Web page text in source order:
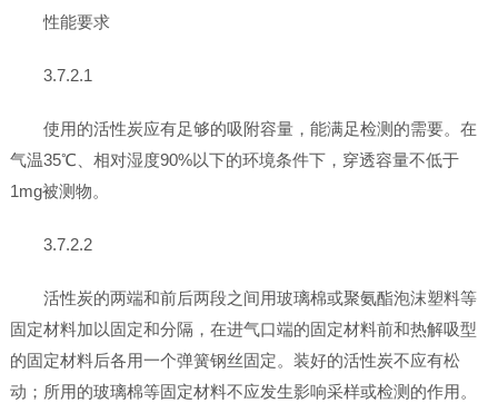
性能要求
3.7.2.1
使用的活性炭应有足够的吸附容量，能满足检测的需要。在
气温35℃、相对湿度90%以下的环境条件下，穿透容量不低于
1mg被测物。
3.7.2.2
活性炭的两端和前后两段之间用玻璃棉或聚氨酯泡沫塑料等
固定材料加以固定和分隔，在进气口端的固定材料前和热解吸型
的固定材料后各用一个弹簧钢丝固定。装好的活性炭不应有松
动；所用的玻璃棉等固定材料不应发生影响采样或检测的作用。